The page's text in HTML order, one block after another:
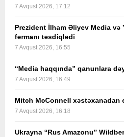
7 Avqust 2026, 17:12
Prezident İlham Əliyev Media və
fərmanı təsdiqlədi
7 Avqust 2026, 16:55
“Media haqqında” qanunlara
7 Avqust 2026, 16:49
Mitch McConnell xəstəxanadan
7 Avqust 2026, 16:18
Ukrayna “Rus Amazonu”